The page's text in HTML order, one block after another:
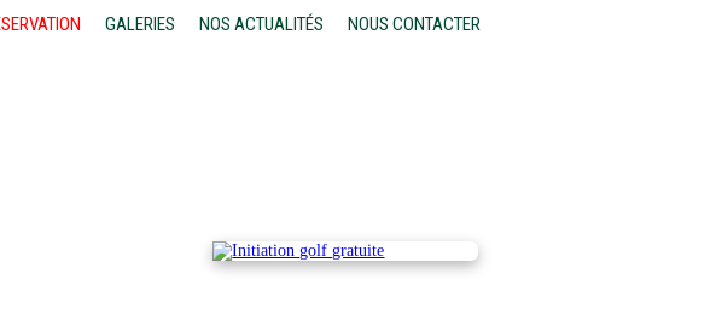
GALERIES NOS ACTUALITÉS NOUS CONTACTER